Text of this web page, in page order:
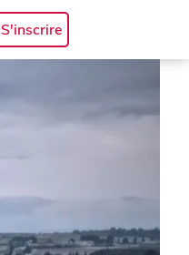
S'inscrire